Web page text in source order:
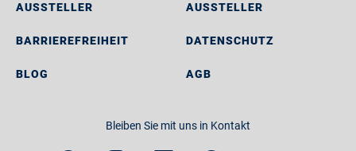
AUSSTELLER
BARRIEREFREIHEIT
BLOG
AUSSTELLER
DATENSCHUTZ
AGB
Bleiben Sie mit uns in Kontakt